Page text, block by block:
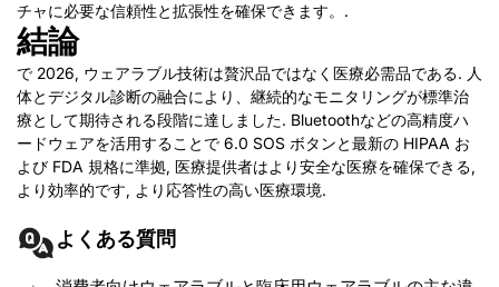
チャに必要な信頼性と拡張性を確保できます。.
結論
で 2026, ウェアラブル技術は贅沢品ではなく医療必需品である. 人
体とデジタル診断の融合により、継続的なモニタリングが標準治
療として期待される段階に達しました. Bluetoothなどの高精度ハ
ードウェアを活用することで 6.0 SOS ボタンと最新の HIPAA お
よび FDA 規格に準拠, 医療提供者はより安全な医療を確保できる,
より効率的です, より応答性の高い医療環境.
よくある質問